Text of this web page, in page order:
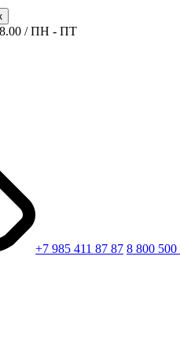
/ ПН - ПТ
+7 985 411 87 87 8 800 500